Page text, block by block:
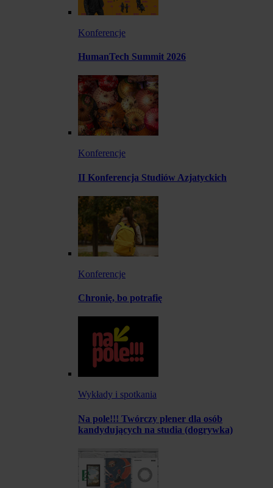
Konferencje
HumanTech Summit 2026
Konferencje
II Konferencja Studiów Azjatyckich
Konferencje
Chronię, bo potrafię
Wykłady i spotkania
Na pole!!! Twórczy plener dla osób
kandydujących na studia (dogrywka)